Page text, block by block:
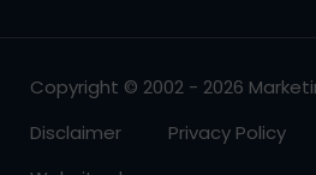
Copyright © 2002 - 2026
Disclaimer
Privacy Policy